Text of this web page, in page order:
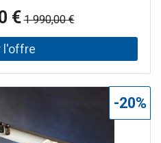
de 40 jets massants pour
subaquatique et l' éclairage
pour illuminer votre salle
disperser ses bienfaits
€ 1 990,00 €
-20%